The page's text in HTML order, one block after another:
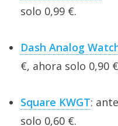
solo 0,99 €.
Dash Analog
€, ahora solo 0,90
Square KWGT:
solo 0,60 €.